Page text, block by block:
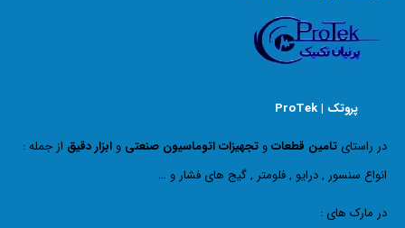
پروتک | ProTek
در راستای تامین قطعاتو تجهیزات اتوماسیون صنعتی و ابزار دقیق از جمله :
انواع سنسور , درایو , فلومتر , گیج های فشار و …
در مارک های :